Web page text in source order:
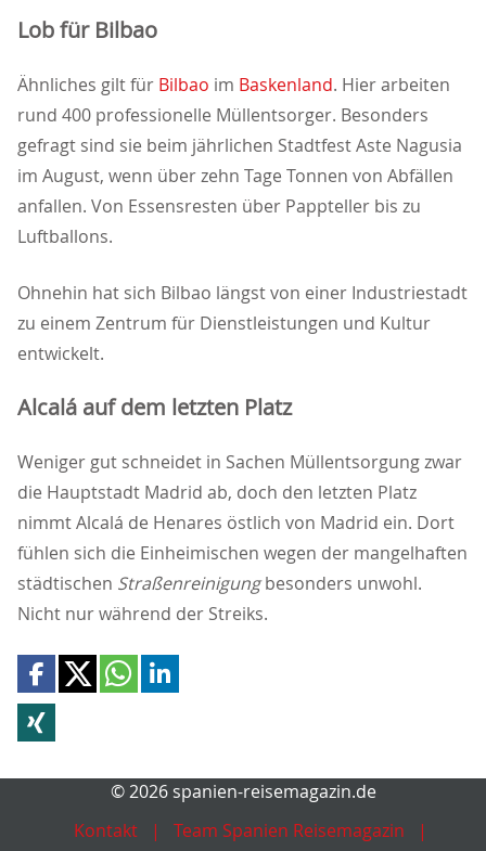
Lob für Bilbao
Ähnliches gilt für Bilbao im Baskenland. Hier arbeiten
rund 400 professionelle Müllentsorger. Besonders
gefragt sind sie beim jährlichen Stadtfest Aste Nagusia
im August, wenn über zehn Tage Tonnen von Abfällen
anfallen. Von Essensresten über Pappteller bis zu
Luftballons.
Ohnehin hat sich Bilbao längst von einer Industriestadt
zu einem Zentrum für Dienstleistungen und Kultur
entwickelt.
Alcalá auf dem letzten Platz
Weniger gut schneidet in Sachen Müllentsorgung zwar
die Hauptstadt Madrid ab, doch den letzten Platz
nimmt Alcalá de Henares östlich von Madrid ein. Dort
fühlen sich die Einheimischen wegen der mangelhaften
städtischen Straßenreinigungbesonders unwohl.
Nicht nur während der Streiks.
© 2026 spanien-reisemagazin.de
Kontakt
Team Spanien Reisemagazin